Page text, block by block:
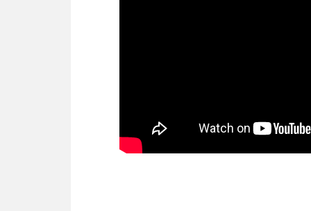
Тип фреона